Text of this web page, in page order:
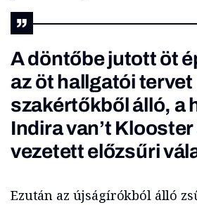
A döntőbe jutott öt
az öt hallgatói
szakértőkből álló, a
Indira van’t
vezetett előzsűri
Ezután az újságírókból álló